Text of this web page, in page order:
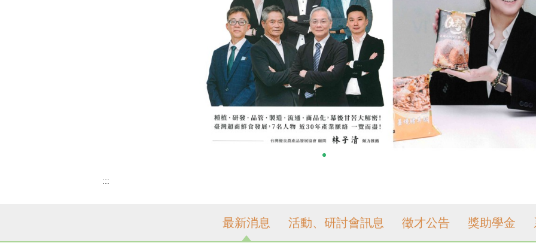
:::
最新消息 活動、研討會訊息 徵才公告 獎助學金